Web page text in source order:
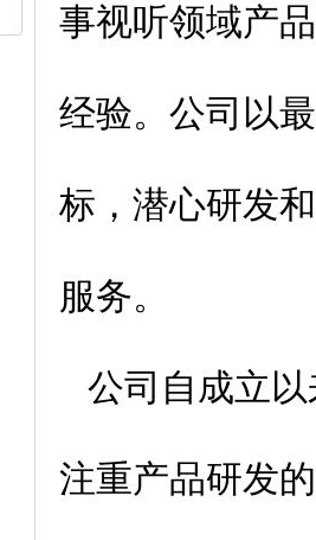
事视听领域产
经验。公司以
标，潜心研发
服务。
公司自成立以
注重产品研发